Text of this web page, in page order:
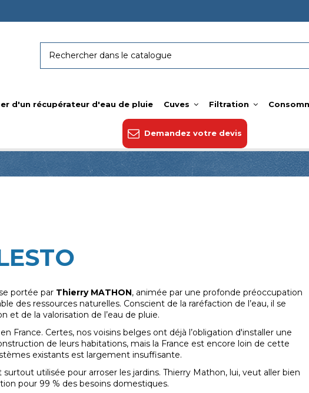
d'un récupérateur d'eau de pluie Cuves Filtration
Demandez votre devis
portée par Thierry MATHON, animée par une profonde préoccupation
des ressources naturelles. Conscient de la raréfaction de l’eau, il se
et de la valorisation de l’eau de pluie.
France. Certes, nos voisins belges ont déjà l’obligation d'installer une
de leurs habitations, mais la France est encore loin de cette
existants est largement insuffisante.
utilisée pour arroser les jardins. Thierry Mathon, lui, veut aller bien
pour 99 % des besoins domestiques.